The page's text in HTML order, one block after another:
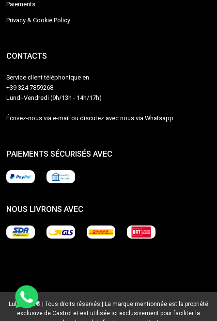
Paiements
Privacy & Cookie Policy
CONTACTS
Service client téléphonique en
+39 324 7859268
Lundi-Vendredi (9h/13h - 14h/17h)
Écrivez-nous viae-mailou discutez avec nous viaWhatsapp
PAIEMENTS SÉCURISÉS AVEC
NOUS LIVRONS AVEC
Lubrialpha® | Tous droits réservés | La marque mentionnée est la propriété
exclusive de Castrol et est utilisée ici exclusivement pour faciliter la